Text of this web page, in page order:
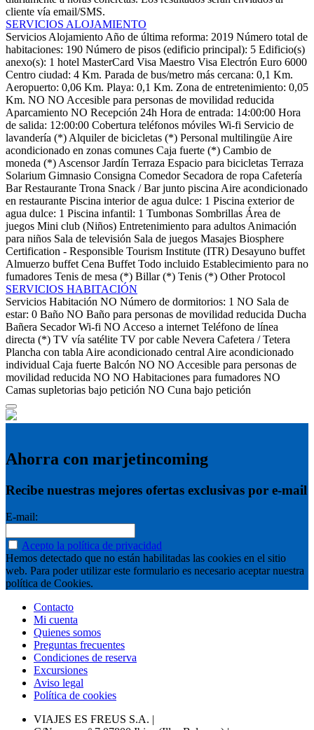
cliente vía email/SMS.
SERVICIOS ALOJAMIENTO
Servicios Alojamiento Año de última reforma: 2019 Número total de
habitaciones: 190 Número de pisos (edificio principal): 5 Edificio(s)
anexo(s): 1 hotel MasterCard Visa Maestro Visa Electrón Euro 6000
Centro ciudad: 4 Km. Parada de bus/metro más cercana: 0,1 Km.
Aeropuerto: 0,06 Km. Playa: 0,1 Km. Zona de entretenimiento: 0,05
Km. NO NO Accesible para personas de movilidad reducida
Aparcamiento NO Recepción 24h Hora de entrada: 14:00:00 Hora
de salida: 12:00:00 Cobertura teléfonos móviles Wi-fi Servicio de
lavandería (*) Alquiler de bicicletas (*) Personal multilingüe Aire
acondicionado en zonas comunes Caja fuerte (*) Cambio de
moneda (*) Ascensor Jardín Terraza Espacio para bicicletas Terraza
Solarium Gimnasio Consigna Comedor Secadora de ropa Cafetería
Bar Restaurante Trona Snack / Bar junto piscina Aire acondicionado
en restaurante Piscina interior de agua dulce: 1 Piscina exterior de
agua dulce: 1 Piscina infantil: 1 Tumbonas Sombrillas Área de
juegos Mini club (Niños) Entretenimiento para adultos Animación
para niños Sala de televisión Sala de juegos Masajes Biosphere
Certification - Responsible Tourism Institute (ITR) Desayuno buffet
Almuerzo buffet Cena Buffet Todo incluido Establecimiento para no
fumadores Tenis de mesa (*) Billar (*) Tenis (*) Other Protocol
SERVICIOS HABITACIÓN
Servicios Habitación NO Número de dormitorios: 1 NO Sala de
estar: 0 Baño NO Baño para personas de movilidad reducida Ducha
Bañera Secador Wi-fi NO Acceso a internet Teléfono de línea
directa (*) TV vía satélite TV por cable Nevera Cafetera / Tetera
Plancha con tabla Aire acondicionado central Aire acondicionado
individual Caja fuerte Balcón NO NO Accesible para personas de
movilidad reducida NO NO Habitaciones para fumadores NO
Camas supletorias bajo petición NO Cuna bajo petición
Ahorra con marjetincoming
Recibe nuestras mejores ofertas exclusivas por e-mail
E-mail:
Acepto la política de privacidad
Hemos detectado que no están habilitadas las cookies en el sitio
web. Para poder utilizar este formulario es necesario aceptar nuestra
política de Cookies.
Contacto
Mi cuenta
Quienes somos
Preguntas frecuentes
Condiciones de reserva
Excursiones
Aviso legal
Política de cookies
VIAJES ES FREUS S.A.